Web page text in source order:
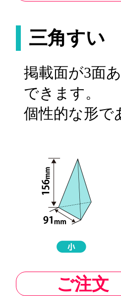
三角すい
掲載面が3面
できます。
個性的な形で
ご注文